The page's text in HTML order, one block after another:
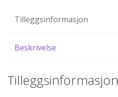
Tilleggsinformasjon
Beskrivelse
Tilleggsinformasjon